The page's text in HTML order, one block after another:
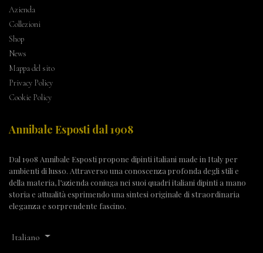
Azienda
Collezioni
Shop
News
Mappa del sito
Privacy Policy
Cookie Policy
Annibale Esposti dal 1908
Dal 1908 Annibale Esposti propone dipinti italiani made in Italy per
ambienti di lusso. Attraverso una conoscenza profonda degli stili e
della materia, l’azienda coniuga nei suoi quadri italiani dipinti a mano
storia e attualità esprimendo una sintesi originale di straordinaria
eleganza e sorprendente fascino.
Italiano